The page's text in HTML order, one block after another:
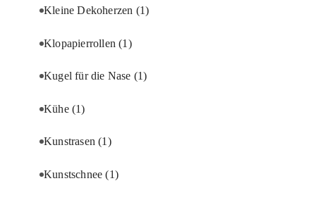
Kleine Dekoherzen (1)
Klopapierrollen(1)
Kugel für die Nase (1)
Kühe (1)
Kunstrasen(1)
Kunstschnee(1)